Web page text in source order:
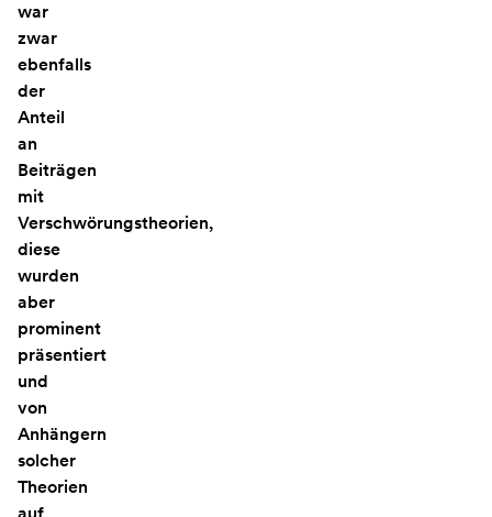
war
zwar
ebenfalls
der
Anteil
an
Beiträgen
mit
Verschwörungstheorien,
diese
wurden
aber
prominent
präsentiert
und
von
Anhängern
solcher
Theorien